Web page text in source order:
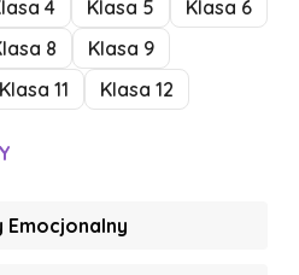
4 Klasa 5
Klasa 6
8
Klasa 9
Klasa 11 Klasa 12
Emocjonalny